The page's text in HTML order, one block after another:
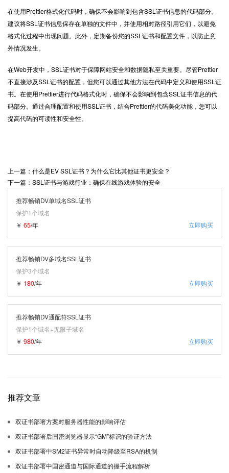
在使用Prettier格式化代码时，确保不会影响到包含SSL证书信息的代码部分。
建议将SSL证书信息保存在单独的文件中，并使用相对路径引用它们，以避免
格式化过程中出现问题。此外，定期备份您的SSL证书和配置文件，以防止意
外情况发生。
在Web开发中，SSL证书对于保障网站安全和数据隐私至关重要。尽管Prettier
不直接涉及SSL证书的配置，但您可以通过其他方法在代码中定义和使用SSL证
书。在使用Prettier进行代码格式化时，确保不会影响到包含SSL证书信息的代
码部分。通过合理配置和使用SSL证书，结合Prettier的代码美化功能，您可以
提高代码的可读性和安全性。
上一篇：什么是EV SSL证书？为什么它比其他证书更安全？
下一篇：SSL证书与游戏行业：确保在线游戏体验的安全
推荐畅销DV单域名SSL证书
保护1个域名
立即购买
￥ 65/年
推荐畅销DV多域名SSL证书
保护3个域名
立即购买
￥ 180/年
推荐畅销DV通配符SSL证书
保护1个域名+无限子域名
立即购买
￥ 980/年
推荐文章
双证书部署方案对服务器性能的影响评估
双证书部署后国密浏览器显示“GM”标识的验证方法
双证书部署中SM2证书异常时自动降级至RSA的机制
双证书部署中国密通道与国际通道的握手流程解析